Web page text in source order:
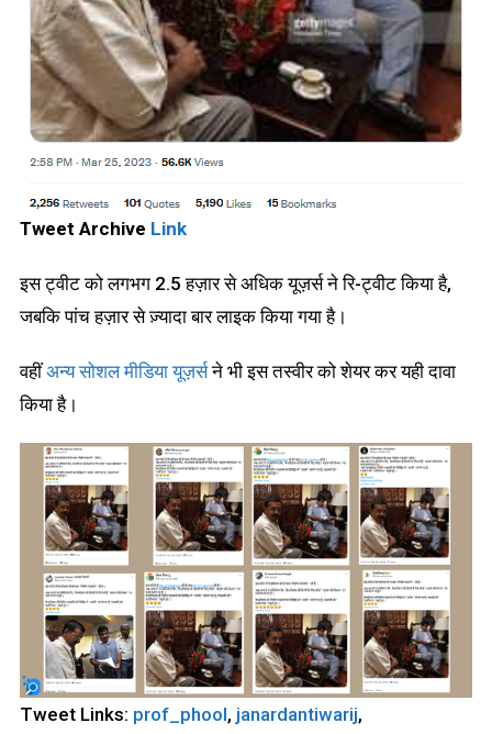
Tweet Archive Link
इस ट्वीट को लगभग 2.5 हज़ार से अधिक यूज़र्स ने रि-ट्वीट किया है,
जबकि पांच हज़ार से ज़्यादा बार लाइक किया गया है।
वहींअन्य सोशल मीडिया यूज़र्सने भी इस तस्वीर को शेयर कर यही दावा
किया है।
Tweet Links: prof_phool, janardantiwarij,